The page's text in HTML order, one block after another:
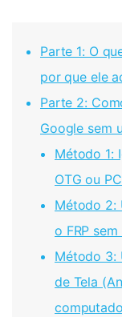
Parte 1: O
por que ele
Parte 2:
Google sem
Método 1:
OTG ou
Método 2:
o FRP sem
Método 3:
de Tela